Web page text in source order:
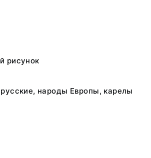
рисунок
народы Европы, карелы